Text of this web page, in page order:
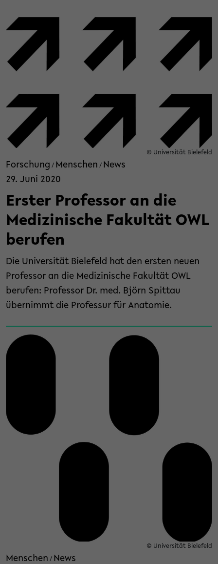
© Universität Bielefeld
Forschung / Menschen / News
29. Juni 2020
Erster Professor an die
Medizinische Fakultät OWL
berufen
Die Universität Bielefeld hat den ersten neuen
Professor an die Medizinische Fakultät OWL
berufen: Professor Dr. med. Björn Spittau
übernimmt die Professur für Anatomie.
© Universität Bielefeld
Menschen / News